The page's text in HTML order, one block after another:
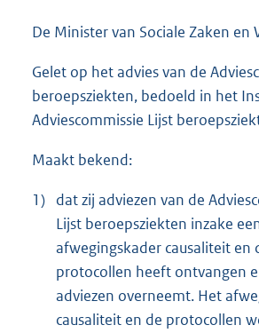
De Minister van Sociale Zaken en
Gelet op het advies van de
beroepsziekten, bedoeld in het
Adviescommissie Lijst
Maakt bekend:
1) dat zij adviezen van de
Lijst beroepsziekten inzake
afwegingskader causaliteit en
protocollen heeft ontvangen
adviezen overneemt. Het
causaliteit en de protocollen